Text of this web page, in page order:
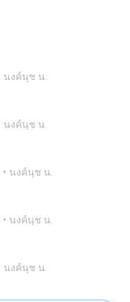
นงค์นุช น.
นงค์นุช น.
นงค์นุช น.
นงค์นุช น.
นงค์นุช น.